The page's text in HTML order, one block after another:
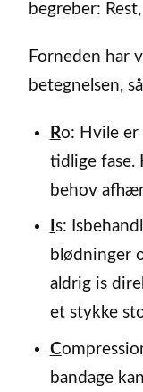
begreber:
Forneden har
betegnelsen,
Ro: Hvile er
tidlige fase.
behov
s:
blødninger
aldrig is
et stykke
C
bandage